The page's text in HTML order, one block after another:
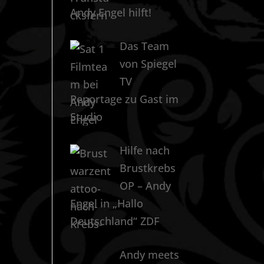
Andy Engel hilft!
Das Team
von Spiegel
TV
Reportage zu Gast im
Studio
Hilfe nach
Brustkrebs
OP – Andy
Engel in „Hallo
Deutschland“ ZDF
Andy meets